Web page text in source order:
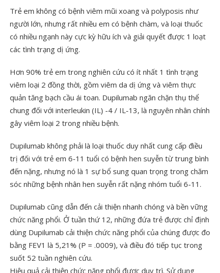
Trẻ em không có bệnh viêm mũi xoang và polyposis như
người lớn, nhưng rất nhiều em có bệnh chàm, và loại thuốc
có nhiều ngạnh này cực kỳ hữu ích và giải quyết được 1 loạt
các tình trạng dị ứng.
Hơn 90% trẻ em trong nghiên cứu có ít nhất 1 tình trạng
viêm loại 2 đồng thời, gồm viêm da dị ứng và viêm thực
quản tăng bạch cầu ái toan. Dupilumab ngăn chặn thụ thể
chung đối với interleukin (IL) -4 / IL-13, là nguyên nhân chính
gây viêm loại 2 trong nhiều bệnh.
Dupilumab không phải là loại thuốc duy nhất cung cấp điều
trị đối với trẻ em 6-11 tuổi có bệnh hen suyễn từ trung bình
đến nặng, nhưng nó là 1 sự bổ sung quan trọng trong chăm
sóc những bệnh nhân hen suyễn rất nặng nhóm tuổi 6-11.
Dupilumab cũng dẫn đến cải thiện nhanh chóng và bền vững
chức năng phổi. Ở tuần thứ 12, những đứa trẻ được chỉ định
dùng Dupilumab cải thiện chức năng phổi của chúng được đo
bằng FEV1 là 5,21% (P = .0009), và điều đó tiếp tục trong
suốt 52 tuần nghiên cứu.
Hiệu quả cải thiện chức năng phổi được duy trì. Sử dụng